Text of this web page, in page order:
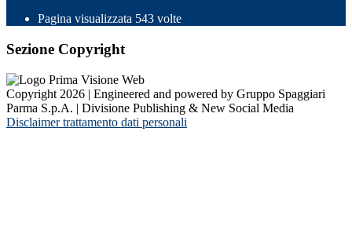
Pagina visualizzata 543 volte
Sezione Copyright
Copyright 2026 | Engineered and powered by Gruppo Spaggiari
Parma S.p.A. | Divisione Publishing & New Social Media
Disclaimer trattamento dati personali